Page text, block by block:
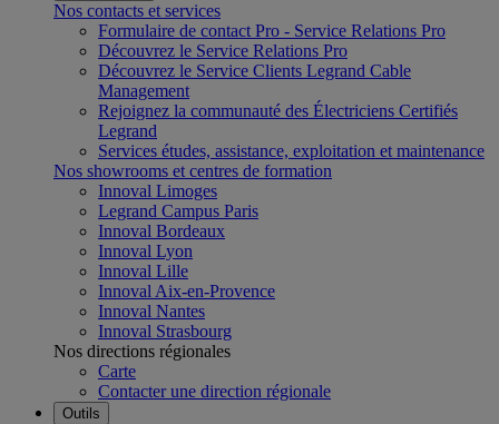
Nos contacts et services
Formulaire de contact Pro - Service Relations Pro
Découvrez le Service Relations Pro
Découvrez le Service Clients Legrand Cable
Management
Rejoignez la communauté des Électriciens Certifiés
Legrand
Services études, assistance, exploitation et maintenance
Nos showrooms et centres de formation
Innoval Limoges
Legrand Campus Paris
Innoval Bordeaux
Innoval Lyon
Innoval Lille
Innoval Aix-en-Provence
Innoval Nantes
Innoval Strasbourg
Nos directions régionales
Carte
Contacter une direction régionale
Outils